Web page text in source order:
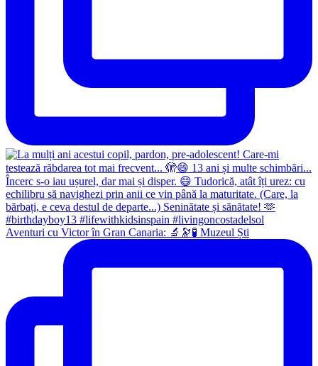
Aventuri cu Victor în Gran Canaria: 🔬🔭🧪 Muzeul Ști